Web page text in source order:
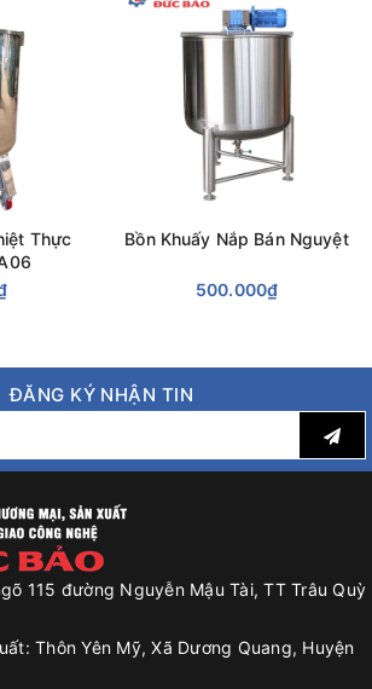
Thực
Bồn Khuấy Nắp Bán Nguyệt
500.000₫
ĐĂNG KÝ NHẬN TIN
115 đường Nguyễn Mậu Tài, TT Trâu Quỳ
Thôn Yên Mỹ, Xã Dương Quang, Huyện